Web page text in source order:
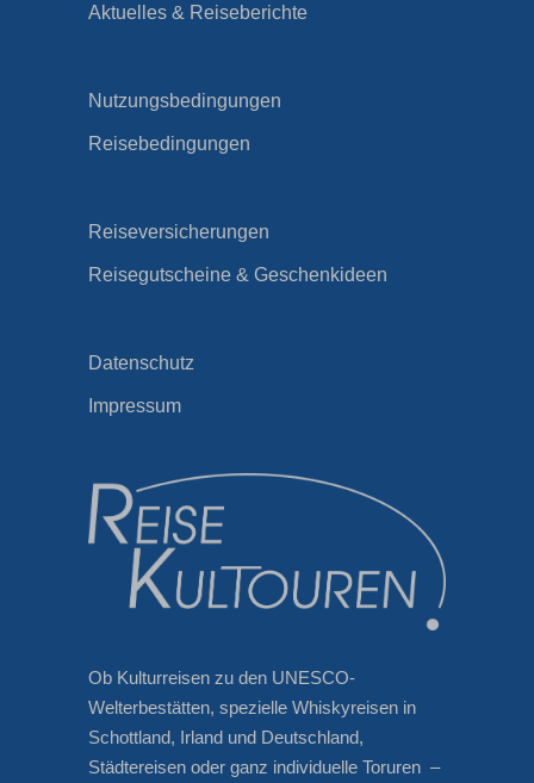
Aktuelles & Reiseberichte
Nutzungsbedingungen
Reisebedingungen
Reiseversicherungen
Reisegutscheine & Geschenkideen
Datenschutz
Impressum
Ob Kulturreisen zu den UNESCO-
Welterbestätten, spezielle Whiskyreisen in
Schottland, Irland und Deutschland,
Städtereisen oder ganz individuelle Toruren –